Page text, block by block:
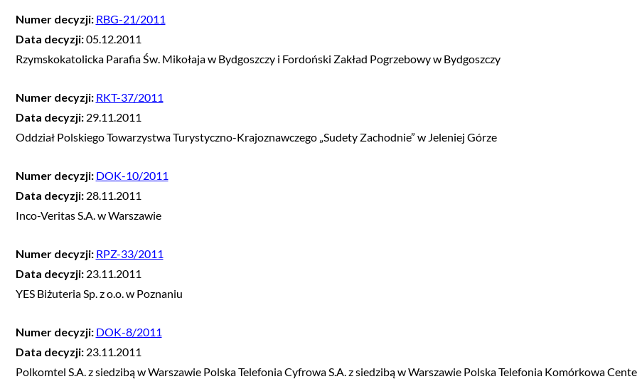
Numer decyzji: RBG-21/2011
Data decyzji:05.12.2011
Rzymskokatolicka Parafia Św. Mikołaja w Bydgoszczy i Fordoński Zakład Pogrzebowy w Bydgoszczy
Numer decyzji: RKT-37/2011
Data decyzji: 29.11.2011
Oddział Polskiego Towarzystwa Turystyczno-Krajoznawczego „Sudety Zachodnie” w Jeleniej Górze
Numer decyzji: DOK-10/2011
Data decyzji: 28.11.2011
Inco-Veritas S.A. w Warszawie
Numer decyzji: RPZ-33/2011
Data decyzji: 23.11.2011
YES Biżuteria Sp. z o.o. w Poznaniu
Numer decyzji: DOK-8/2011
Data decyzji: 23.11.2011
Polkomtel S.A. z siedzibą w Warszawie Polska Telefonia Cyfrowa S.A. z siedzibą w Warszawie Polska Telefonia Komórkowa